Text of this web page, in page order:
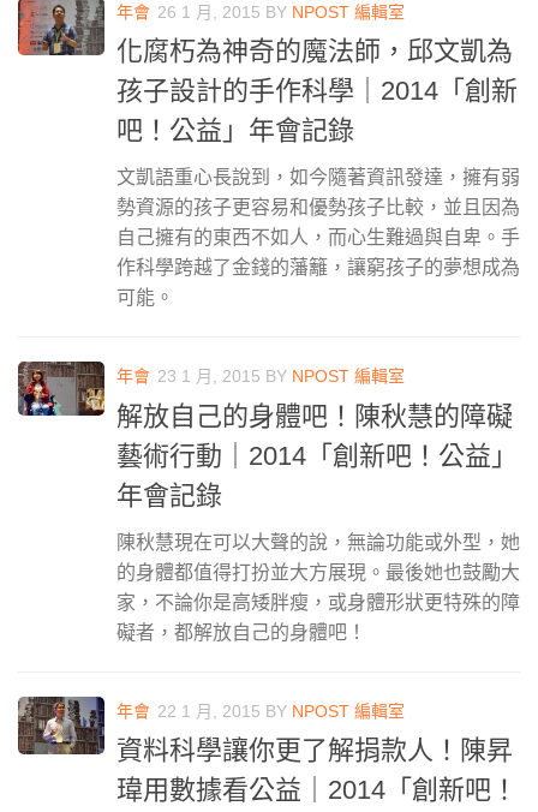
年會 26 1 月, 2015 BY NPOST 編輯室
化腐朽為神奇的魔法師，邱文凱為
孩子設計的手作科學｜2014「創新
吧！公益」年會記錄
文凱語重心長說到，如今隨著資訊發達，擁有弱
勢資源的孩子更容易和優勢孩子比較，並且因為
自己擁有的東西不如人，而心生難過與自卑。手
作科學跨越了金錢的藩籬，讓窮孩子的夢想成為
可能。
年會 23 1 月, 2015 BY NPOST 編輯室
解放自己的身體吧！陳秋慧的障礙
藝術行動｜2014「創新吧！公益」
年會記錄
陳秋慧現在可以大聲的說，無論功能或外型，她
的身體都值得打扮並大方展現。最後她也鼓勵大
家，不論你是高矮胖瘦，或身體形狀更特殊的障
礙者，都解放自己的身體吧！
年會 22 1 月, 2015 BY NPOST 編輯室
資料科學讓你更了解捐款人！陳昇
瑋用數據看公益｜2014「創新吧！